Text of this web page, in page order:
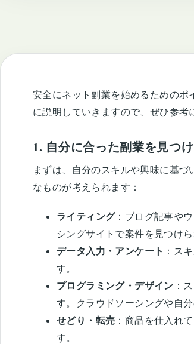
安全にネット副業を始めるための
に説明していきますので、ぜひ参考
1. 自分に合った副業を見つ
まずは、自分のスキルや興味に基
なものが考えられます：
ライティング：ブログ記事や
シングサイトで案件を見つけら
データ入力・アンケート ：ス
す。
プログラミング・デザイン ：
す。クラウドソーシングや自
せどり・転売 ：商品を仕入れ
す。